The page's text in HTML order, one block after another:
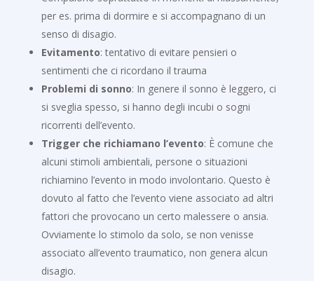
per es. prima di dormire e si accompagnano di un
senso di disagio.
Evitamento: tentativo di evitare pensieri o
sentimenti che ci ricordano il trauma
Problemi di sonno: In genere il sonno è leggero, ci
si sveglia spesso, si hanno degli incubi o sogni
ricorrenti dell’evento.
Trigger che richiamano l’evento: È comune che
alcuni stimoli ambientali, persone o situazioni
richiamino l’evento in modo involontario. Questo è
dovuto al fatto che l’evento viene associato ad altri
fattori che provocano un certo malessere o ansia.
Ovviamente lo stimolo da solo, se non venisse
associato all’evento traumatico, non genera alcun
disagio.